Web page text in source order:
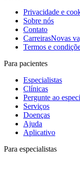
Privacidade e
Sobre nós
Contato
CarreirasNovas
Termos e
Para pacientes
Especialistas
Clínicas
Pergunte ao
Serviços
Doenças
Ajuda
Aplicativo
Para especialistas